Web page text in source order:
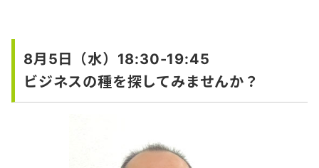
8月5日（水）18:30-19:45
ビジネスの種を探してみませんか？